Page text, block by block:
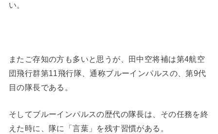
い。
またご存知の方も多いと思うが、田中空将補は第4航空
団飛行群第11飛行隊、通称ブルーインパルスの、第9代
目の隊長である。
そしてブルーインパルスの歴代の隊長は、その任務を終
えた時に、隊に「言葉」を残す習慣がある。